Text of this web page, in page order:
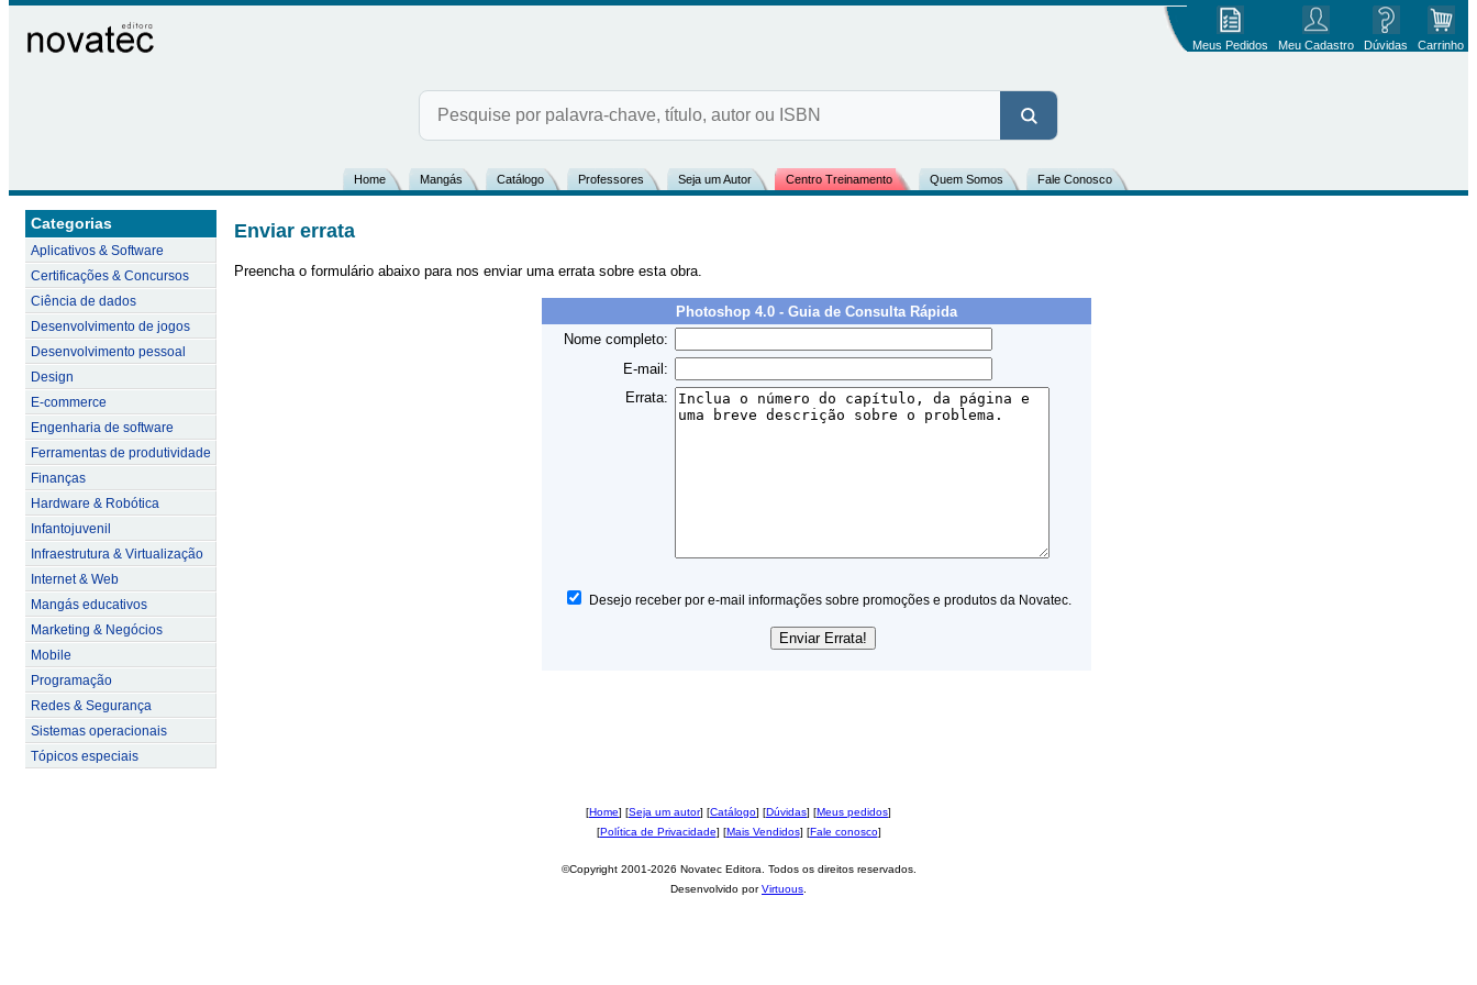
Meus Pedidos Meu Cadastro Dúvidas Carrinho
Home Mangás Catálogo Professores Seja um Autor Centro Treinamento Quem Somos Fale Conosco
Categorias
Aplicativos & Software
Certificações & Concursos
Ciência de dados
Desenvolvimento de jogos
Desenvolvimento pessoal
Design
E-commerce
Engenharia de software
Ferramentas de produtividade
Finanças
Hardware & Robótica
Infantojuvenil
Infraestrutura & Virtualização
Internet & Web
Mangás educativos
Marketing & Negócios
Mobile
Programação
Redes & Segurança
Sistemas operacionais
Tópicos especiais
Enviar errata
Preencha o formulário abaixo para nos enviar uma errata sobre esta obra.
Photoshop 4.0 - Guia de Consulta Rápida
Nome completo:
E-mail:
Errata:
Desejo receber por e-mail informações sobre promoções e produtos da Novatec.
[Home] [Seja um autor] [Catálogo] [Dúvidas] [Meus pedidos]
[Política de Privacidade] [Mais Vendidos] [Fale conosco]
©Copyright 2001-2026 Novatec Editora. Todos os direitos reservados.
Desenvolvido porVirtuous